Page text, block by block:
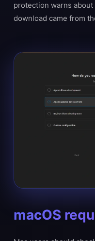
protection warns
download came from
macOS